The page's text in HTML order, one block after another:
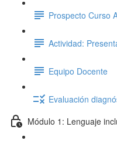
Prospecto Curso
Actividad:
Equipo Docente
Evaluación
Módulo 1: Lenguaje